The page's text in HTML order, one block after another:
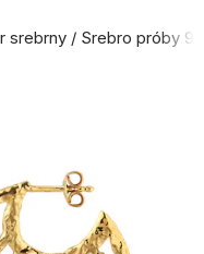
srebrny / Srebro próby 925